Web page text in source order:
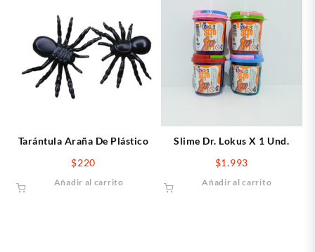
Tarántula Araña De Plástico
$220
Añadir al carrito
Slime Dr. Lokus X 1 Und.
$1.993
Añadir al carrito